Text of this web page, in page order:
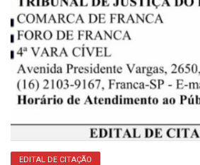
EDITAL DE CITAÇÃO